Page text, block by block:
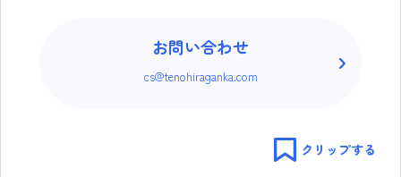
お問い合わせ
cs@tenohiraganka.com
クリップする